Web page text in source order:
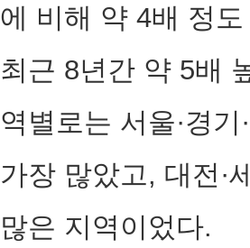
에 비해 약 4배 정
최근 8년간 약 5배
역별로는 서울·경
가장 많았고, 대전·
많은 지역이었다.